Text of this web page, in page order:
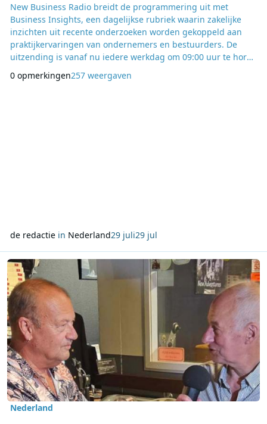
New Business Radio breidt de programmering uit met
Business Insights, een dagelijkse rubriek waarin zakelijke
inzichten uit recente onderzoeken worden gekoppeld aan
praktijkervaringen van ondernemers en bestuurders. De
uitzending is vanaf nu iedere werkdag om 09:00 uur te horen
toepasbare ideeën voor hun eigen organisatie. Presentator
0 opmerkingen257 weergaven
de redactiein Nederland29 juli29 jul
Lees meer over ZeezenderDag brengt oud-medewerkers en
Nederland